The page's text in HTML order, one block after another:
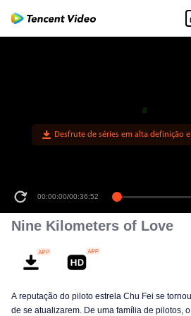
Desfrute de séries em alta definição
00:00:00/00:36:52
Nine Kilometers of Love
A reputação do piloto estrela Chu Fei se
de se atualizarem. De uma família de pilotos,